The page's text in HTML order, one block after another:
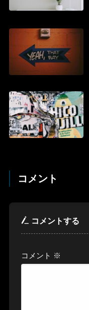
コメント
コメントする
コメント ※